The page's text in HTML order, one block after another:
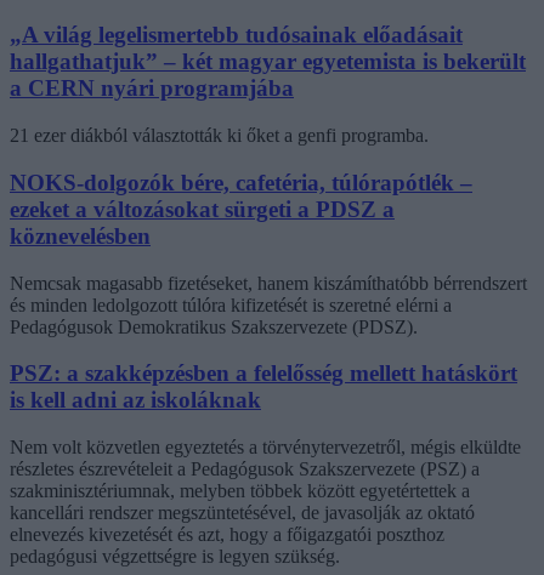
„A világ legelismertebb tudósainak előadásait
hallgathatjuk” – két magyar egyetemista is bekerült
a CERN nyári programjába
21 ezer diákból választották ki őket a genfi programba.
NOKS-dolgozók bére, cafetéria, túlórapótlék –
ezeket a változásokat sürgeti a PDSZ a
köznevelésben
Nemcsak magasabb fizetéseket, hanem kiszámíthatóbb bérrendszert
és minden ledolgozott túlóra kifizetését is szeretné elérni a
Pedagógusok Demokratikus Szakszervezete (PDSZ).
PSZ: a szakképzésben a felelősség mellett hatáskört
is kell adni az iskoláknak
Nem volt közvetlen egyeztetés a törvénytervezetről, mégis elküldte
részletes észrevételeit a Pedagógusok Szakszervezete (PSZ) a
szakminisztériumnak, melyben többek között egyetértettek a
kancellári rendszer megszüntetésével, de javasolják az oktató
elnevezés kivezetését és azt, hogy a főigazgatói poszthoz
pedagógusi végzettségre is legyen szükség.